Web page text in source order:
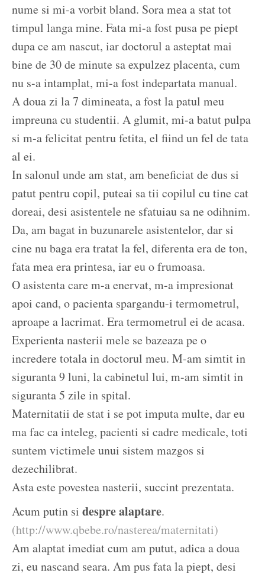
nume si mi-a vorbit bland. Sora mea a stat tot
timpul langa mine. Fata mi-a fost pusa pe piept
dupa ce am nascut, iar doctorul a asteptat mai
bine de 30 de minute sa expulzez placenta, cum
nu s-a intamplat, mi-a fost indepartata manual.
A doua zi la 7 dimineata, a fost la patul meu
impreuna cu studentii. A glumit, mi-a batut pulpa
si m-a felicitat pentru fetita, el fiind un fel de tata
al ei.
In salonul unde am stat, am beneficiat de dus si
patut pentru copil, puteai sa tii copilul cu tine cat
doreai, desi asistentele ne sfatuiau sa ne odihnim.
Da, am bagat in buzunarele asistentelor, dar si
cine nu baga era tratat la fel, diferenta era de ton,
fata mea era printesa, iar eu o frumoasa.
O asistenta care m-a enervat, m-a impresionat
apoi cand, o pacienta spargandu-i termometrul,
aproape a lacrimat. Era termometrul ei de acasa.
Experienta nasterii mele se bazeaza pe o
incredere totala in doctorul meu. M-am simtit in
siguranta 9 luni, la cabinetul lui, m-am simtit in
siguranta 5 zile in spital.
Maternitatii de stat i se pot imputa multe, dar eu
ma fac ca inteleg, pacienti si cadre medicale, toti
suntem victimele unui sistem mazgos si
dezechilibrat.
Asta este povestea nasterii, succint prezentata.
Acum putin si despre alaptare.
(http://www.qbebe.ro/nasterea/maternitati)
Am alaptat imediat cum am putut, adica a doua
zi, eu nascand seara. Am pus fata la piept, desi